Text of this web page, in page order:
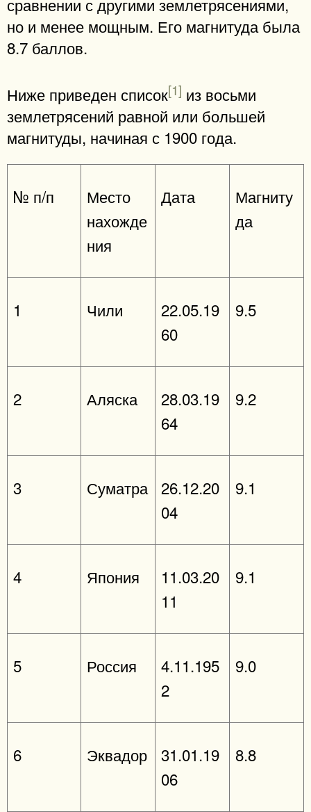
сравнении с другими землетрясениями,
но и менее мощным. Его магнитуда была
8.7 баллов.
Ниже приведен список[1] из восьми
землетрясений равной или большей
магнитуды, начиная с 1900 года.
№ п/п
Место
нахожде
ния
Дата
Магниту
да
1 Чили
22.05.19
60
9.5
2 Аляска
28.03.19
64
9.2
3 Суматра
26.12.20
04
9.1
4 Япония
11.03.20
11
9.1
5 Россия
4.11.195
2
9.0
6 Эквадор
31.01.19
06
8.8